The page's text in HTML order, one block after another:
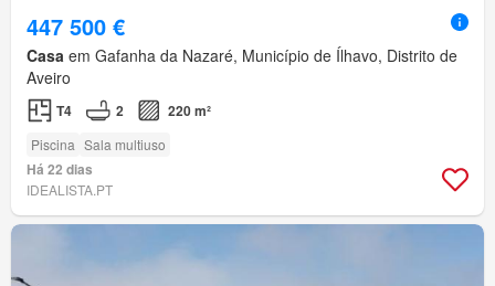
447 500 €
Casa em Gafanha da Nazaré, Município de Ílhavo, Distrito de
Aveiro
T4 2 220 m²
Piscina Sala multiuso
Há 22 dias
IDEALISTA.PT